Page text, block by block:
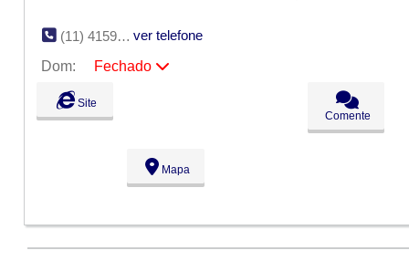
(11) 4159-2299
ver telefone
Dom:
Fechado
Seg:
Ter:
Qua:
09:00 - 18:00
09:00 - 18:00
Fechado
Fechado
Site
Comente
Mapa